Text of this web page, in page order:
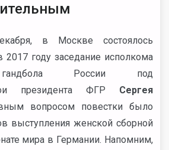
в Москве состоялось
2017 году заседание исполкома
России под
президента ФГР Сергея
вопросом повестки было
выступления женской сборной
мира в Германии. Напомним,